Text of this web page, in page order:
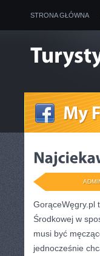
STRONA GŁÓWNA
GorąceWęgry.pl
Środkowej w
musi być
jednocześnie